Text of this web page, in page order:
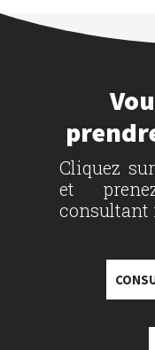
Cliquez
et
consultant